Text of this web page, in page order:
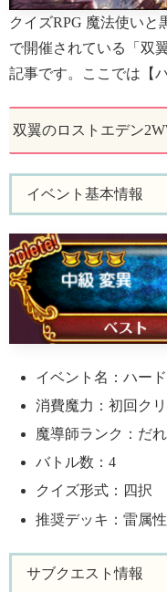
クイズRPG 魔法使いと
で開催されている「双
記事です。ここでは【
双翼のロストエデン
イベント基本情報
イベント名：ハー
消費魔力：初回ク
魔導師ランク：だ
バトル数：4
クイズ形式：四択
推奨デッキ：雷属性
サブクエスト情報